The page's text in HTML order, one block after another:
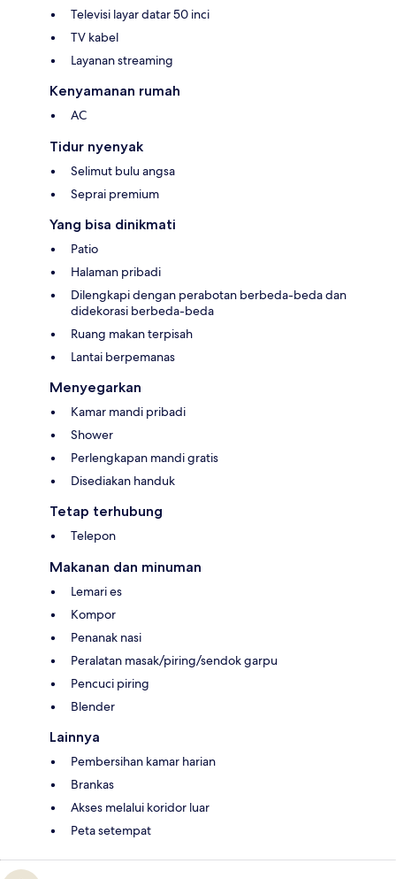
Televisi layar datar 50 inci
TV kabel
Layanan streaming
Kenyamanan rumah
AC
Tidur nyenyak
Selimut bulu angsa
Seprai premium
Yang bisa dinikmati
Patio
Halaman pribadi
Dilengkapi dengan perabotan berbeda-beda dan
didekorasi berbeda-beda
Ruang makan terpisah
Lantai berpemanas
Menyegarkan
Kamar mandi pribadi
Shower
Perlengkapan mandi gratis
Disediakan handuk
Tetap terhubung
Telepon
Makanan dan minuman
Lemari es
Kompor
Penanak nasi
Peralatan masak/piring/sendok garpu
Pencuci piring
Blender
Lainnya
Pembersihan kamar harian
Brankas
Akses melalui koridor luar
Peta setempat